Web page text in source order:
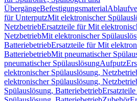
ÜbergängeBefestigungsmaterial
für UnterputzMit elektronischer
NetzbetriebErsatzteile für Mit
NetzbetriebMit elektronischer
BatteriebetriebErsatzteile für Mit
BatteriebetriebMit pneumatischer
pneumatischer SpülauslösungAufputz
elektronischer Spülauslösung,
elektronischer Spülauslösung,
Spülauslösung, Batteriebetrieb